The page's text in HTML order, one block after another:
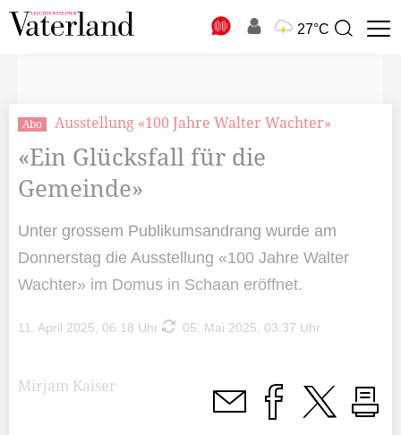
27°C
Suchbegriff
Abo Ausstellung «100 Jahre Walter Wachter»
«Ein Glücksfall für die
Gemeinde»
Unter grossem Publikumsandrang wurde am
Donnerstag die Ausstellung «100 Jahre Walter
Wachter» im Domus in Schaan eröffnet.
11. April 2025, 06:18 Uhr 05. Mai 2025, 03:37 Uhr
Mirjam Kaiser